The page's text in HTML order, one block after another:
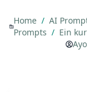
Home / AI
Prompts / Ein